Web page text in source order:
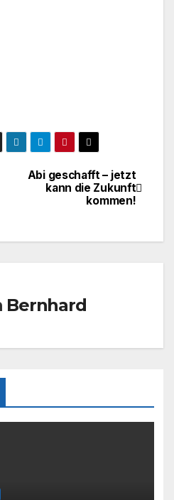
Abi geschafft – jetzt
kann die Zukunft
kommen!
Bernhard